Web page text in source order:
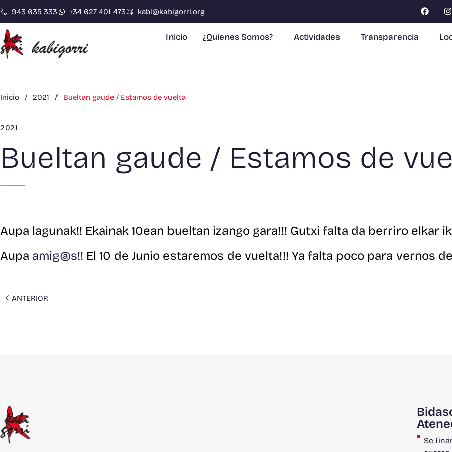
943 635 333 +34 627 401 473 kabi@kabigorri.org
Inicio ¿Quienes Somos? Actividades Transparencia
Inicio / 2021 / Bueltan gaude / Estamos de vuelta
2021
Bueltan gaude / Estamos de
Aupa lagunak!! Ekainak 10ean bueltan izango gara!!! Gutxi falta da berriro elkar
Aupa amig@s!! El 10 de Junio estaremos de vuelta!!! Ya falta poco para vernos
ANTERIOR
Se